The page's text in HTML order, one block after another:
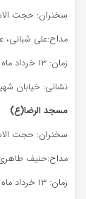
سخنران: حجت
مداح:علی شبانی،
زمان: ۱۳ خرداد ماه بعد از نماز مغرب و عشا
نشانی: خیابان
مسجد الرضا(ع)
سخنران: حجت
مداح:حنیف
زمان: ۱۳ خرداد ماه بعد از نماز مغرب و عشا